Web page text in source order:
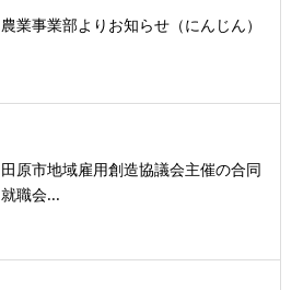
農業事業部よりお知らせ（にんじん）
田原市地域雇用創造協議会主催の合同
就職会...